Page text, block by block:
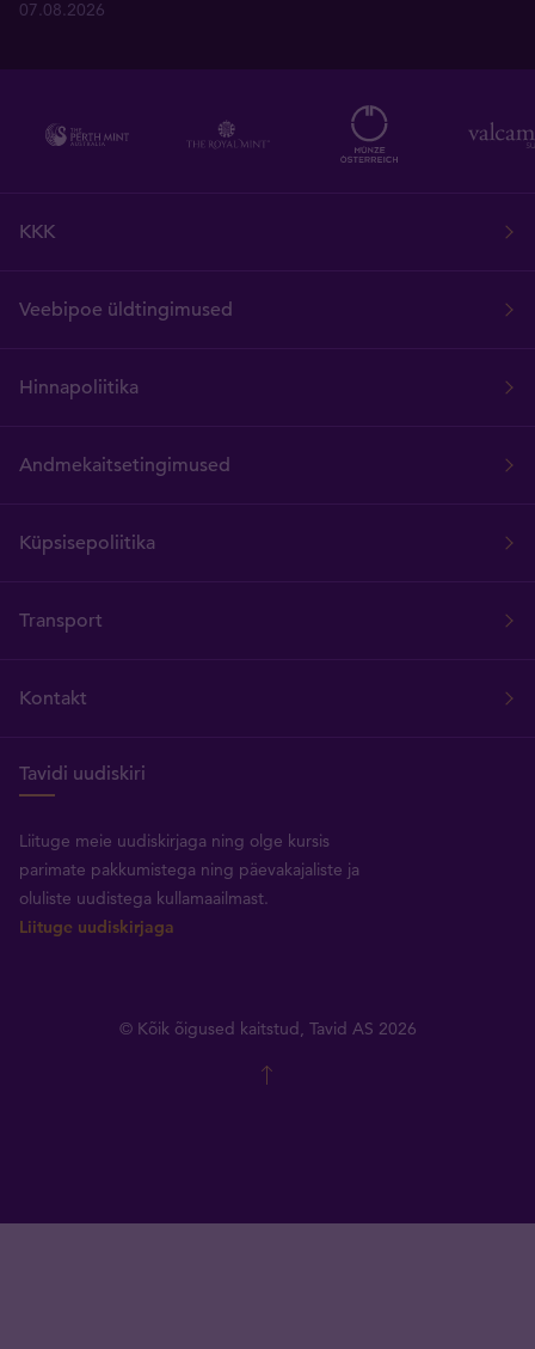
07.08.2026
KKK
Veebipoe üldtingimused
Hinnapoliitika
Andmekaitsetingimused
Küpsisepoliitika
Transport
Kontakt
Tavidi uudiskiri
Liituge meie uudiskirjaga ning olge kursis
parimate pakkumistega ning päevakajaliste ja
oluliste uudistega kullamaailmast.
Liituge uudiskirjaga
© Kõik õigused kaitstud, Tavid AS 2026